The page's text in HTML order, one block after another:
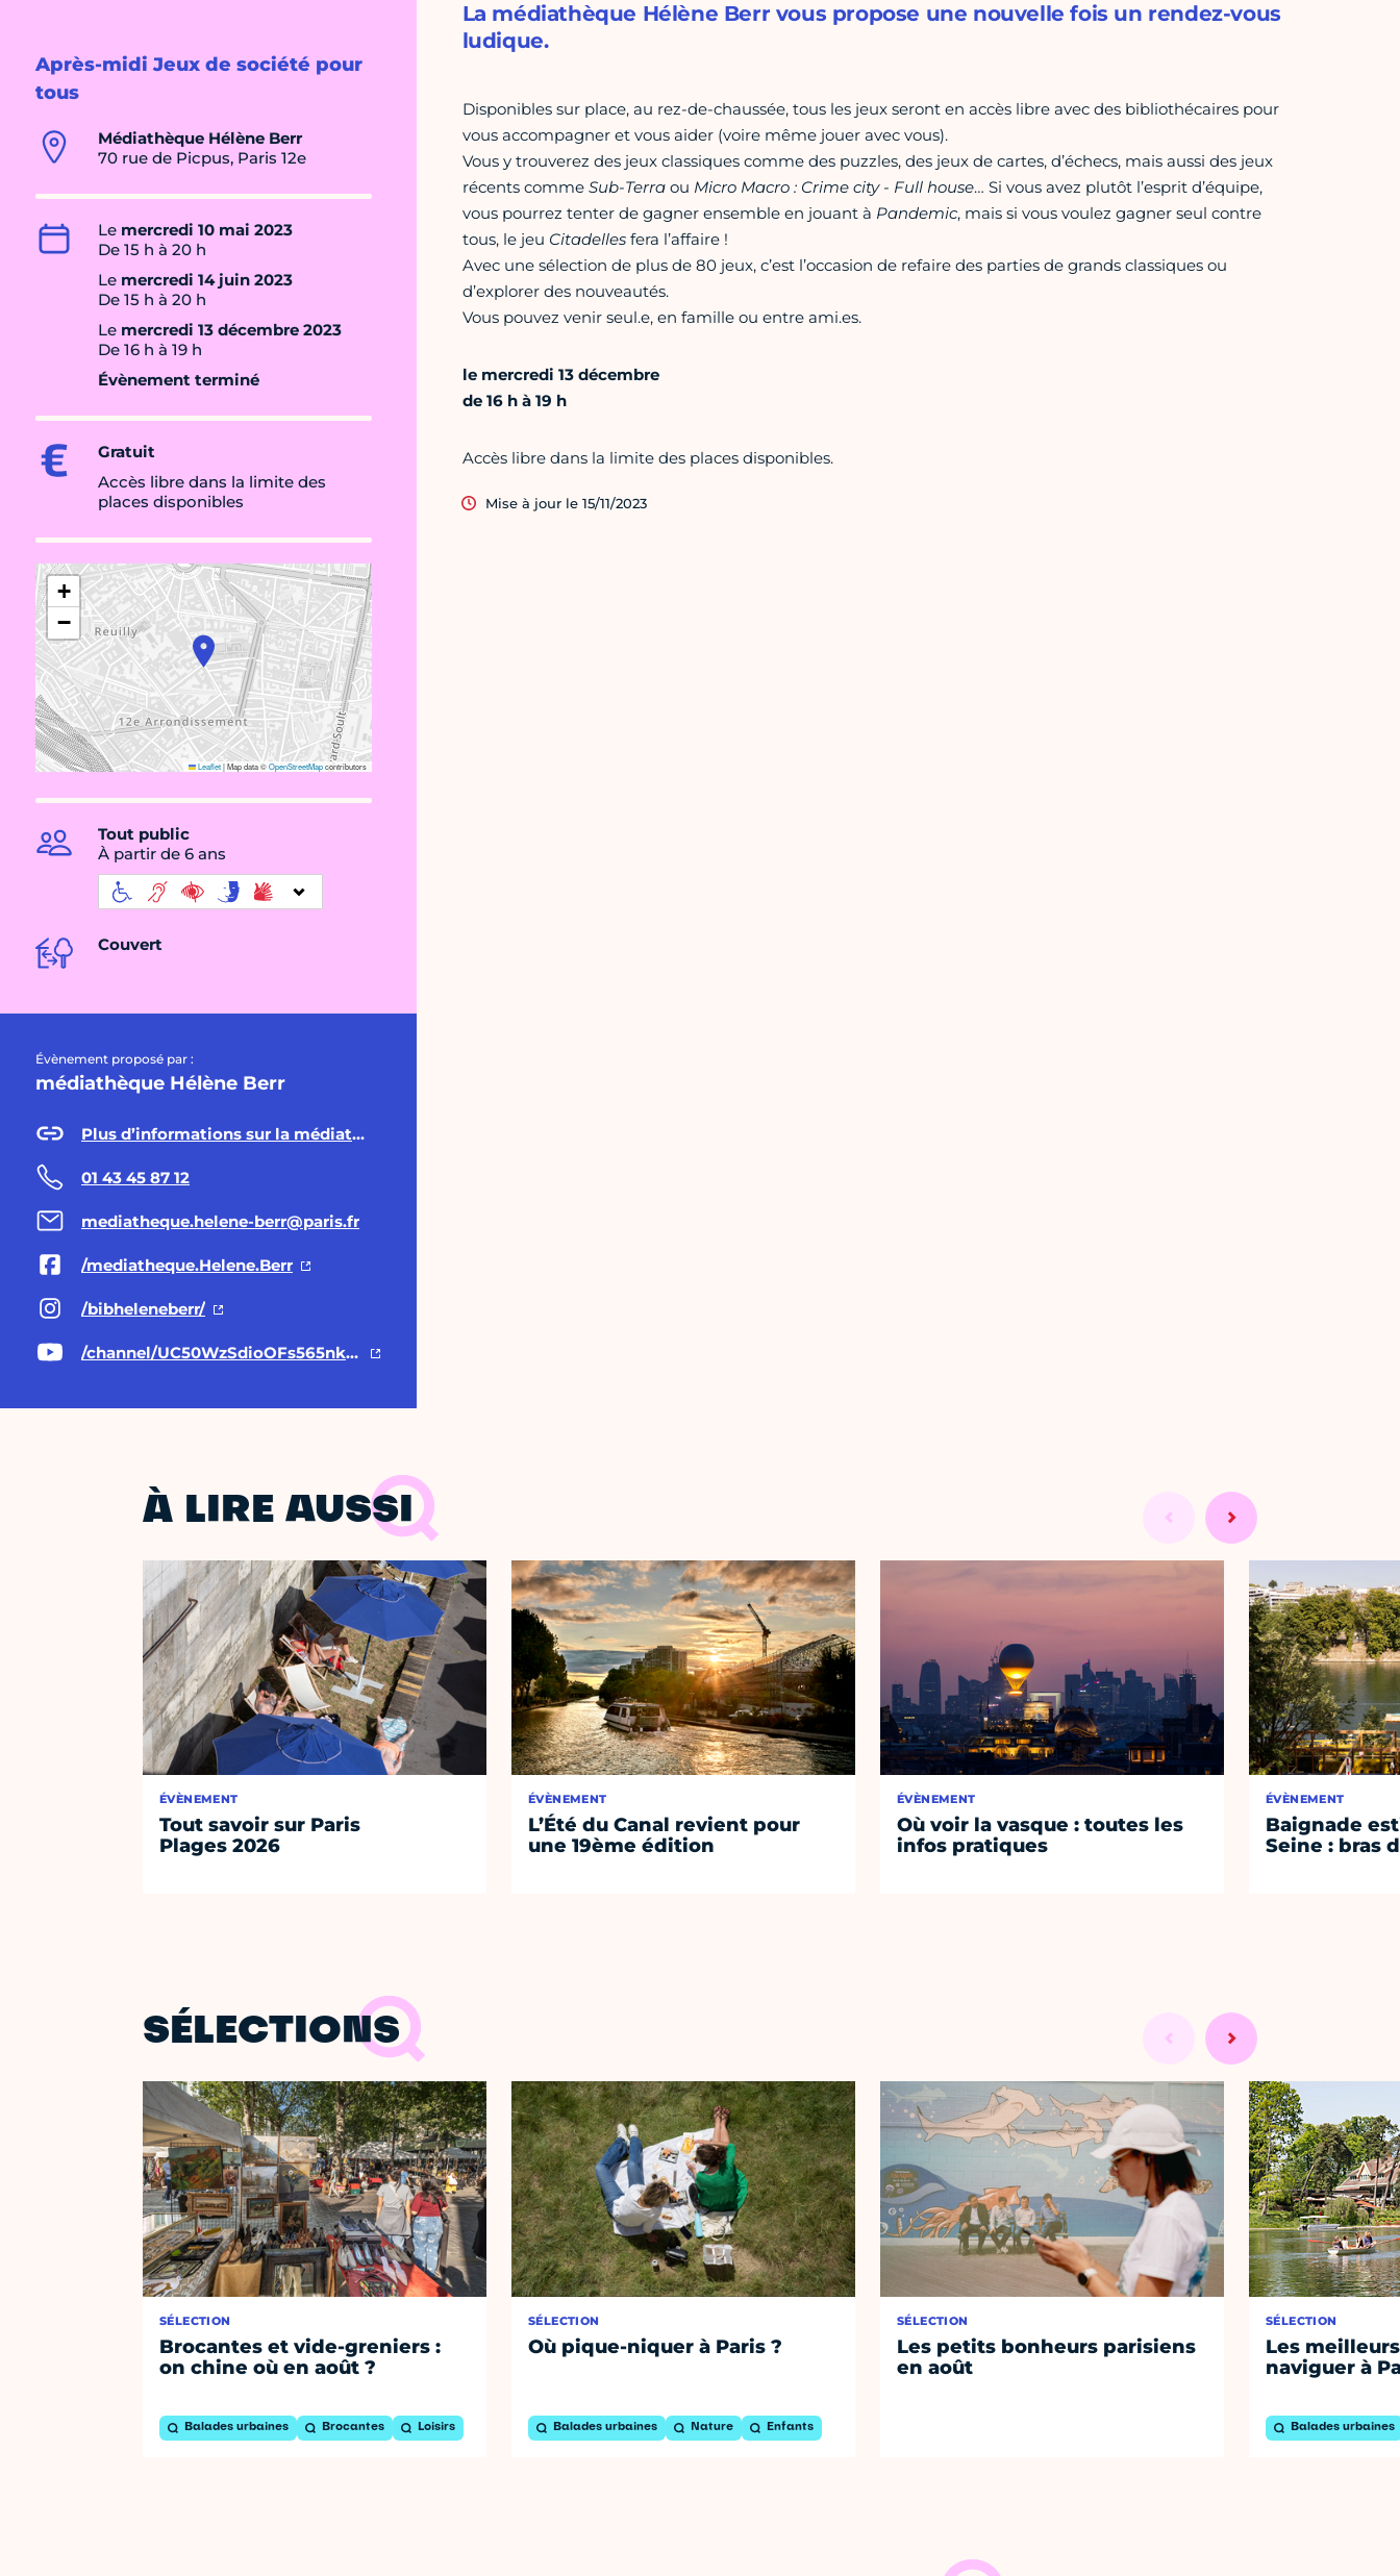
Après-midi Jeux de société pour
tous
Médiathèque Hélène Berr
70 rue de Picpus, Paris 12e
Le mercredi 10 mai 2023
De 15 h à 20 h
Le mercredi 14 juin 2023
De 15 h à 20 h
Le mercredi 13 décembre 2023
De 16 h à 19 h
Évènement terminé
Gratuit
Accès libre dans la limite des
places disponibles
+
−
Leaflet|Map data ©OpenStreetMapcontributors
Tout public
À partir de 6 ans
Couvert
Évènement proposé par :
médiathèque Hélène Berr
Plus d’informations sur la médiathèque Hélène Berr
01 43 45 87 12
mediatheque.helene-berr@paris.fr
/mediatheque.Helene.Berr
/bibheleneberr/
/channel/UC50WzSdioOFs565nk8oEveQ
La médiathèque Hélène Berr vous propose une nouvelle fois un rendez-vous
ludique.
Disponibles sur place, au rez-de-chaussée, tous les jeux seront en accès libre avec des bibliothécaires pour
vous accompagner et vous aider (voire même jouer avec vous).
Vous y trouverez des jeux classiques comme des puzzles, des jeux de cartes, d’échecs, mais aussi des jeux
récents comme Sub-Terra ou Micro Macro : Crime city - Full house… Si vous avez plutôt l’esprit d’équipe,
vous pourrez tenter de gagner ensemble en jouant à Pandemic, mais si vous voulez gagner seul contre
tous, le jeu Citadelles fera l’affaire !
Avec une sélection de plus de 80 jeux, c’est l’occasion de refaire des parties de grands classiques ou
d’explorer des nouveautés.
Vous pouvez venir seul.e, en famille ou entre ami.es.
le mercredi 13 décembre
de 16 h à 19 h
Accès libre dans la limite des places disponibles.
Mise à jour le 15/11/2023
À LIRE AUSSI
ÉVÈNEMENT
Tout savoir sur Paris
Plages 2026
ÉVÈNEMENT
L’Été du Canal revient pour
une 19ème édition
ÉVÈNEMENT
Où voir la vasque : toutes les
infos pratiques
ÉVÈNEMENT
Baignade
Seine : bras
SÉLECTIONS
SÉLECTION
Brocantes et vide-greniers :
on chine où en août ?
Balades urbaines Brocantes Loisirs
SÉLECTION
Où pique-niquer à Paris ?
Balades urbaines Nature Enfants
SÉLECTION
Les petits bonheurs parisiens
en août
SÉLECTION
Les
naviguer à
Balades urbaines